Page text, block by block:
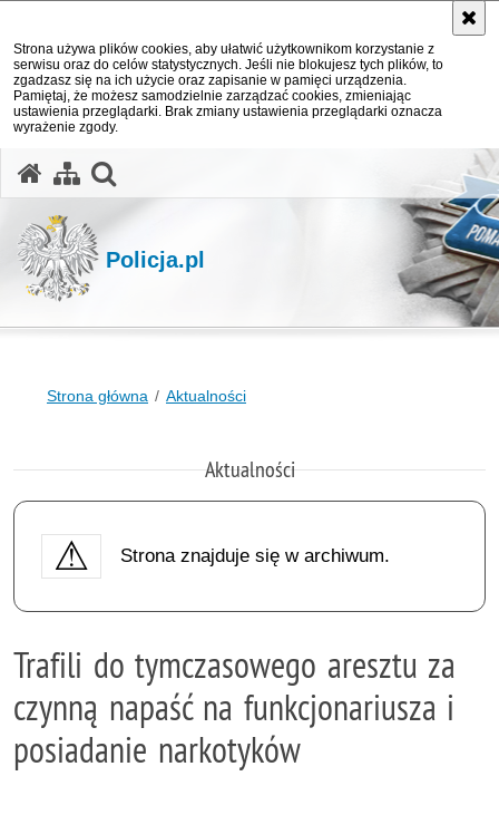
Strona używa plików cookies, aby ułatwić użytkownikom korzystanie z
serwisu oraz do celów statystycznych. Jeśli nie blokujesz tych plików, to
zgadzasz się na ich użycie oraz zapisanie w pamięci urządzenia.
Pamiętaj, że możesz samodzielnie zarządzać cookies, zmieniając
ustawienia przeglądarki. Brak zmiany ustawienia przeglądarki oznacza
wyrażenie zgody.
Policja.pl
Strona główna Aktualności
Aktualności
Strona znajduje się w archiwum.
Trafili do tymczasowego aresztu za
czynną napaść na funkcjonariusza i
posiadanie narkotyków